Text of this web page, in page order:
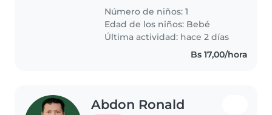
meses, lleno de energía, afecto y
gran inteligencia. Ideal que sea
responsable y con experiencia
en..
Número de niños: 1
Edad de los niños: Bebé
Última actividad: hace 2 días
Bs 17,00/hora
Abdon Ronald